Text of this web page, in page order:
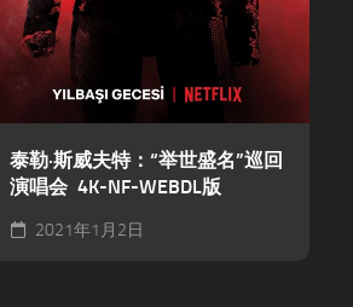
泰勒·斯威夫特：“举世盛名”巡回
演唱会 4K-NF-WEBDL版
2021年1月2日